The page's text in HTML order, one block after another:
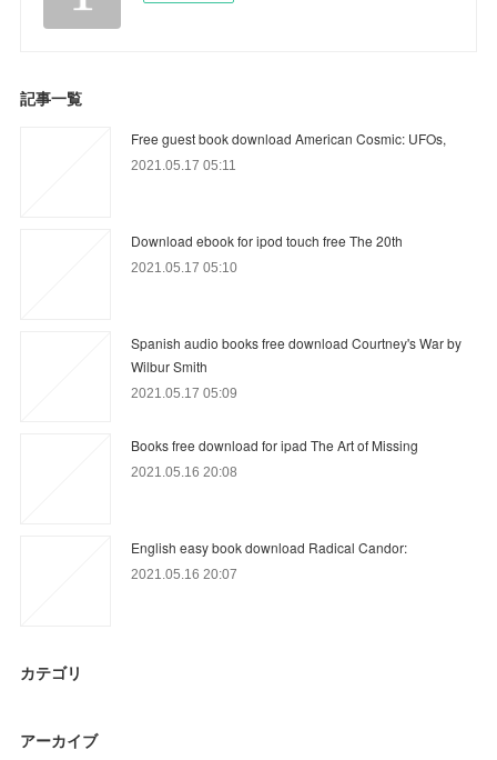
記事一覧
Free guest book download American Cosmic: UFOs,
2021.05.17 05:11
Download ebook for ipod touch free The 20th
2021.05.17 05:10
Spanish audio books free download Courtney's War by
Wilbur Smith
2021.05.17 05:09
Books free download for ipad The Art of Missing
2021.05.16 20:08
English easy book download Radical Candor:
2021.05.16 20:07
カテゴリ
アーカイブ